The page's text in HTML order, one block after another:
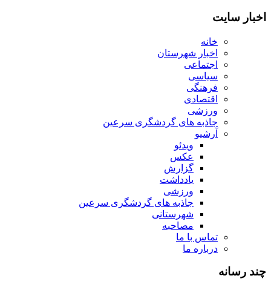
اخبار سایت
خانه
اخبار شهرستان
اجتماعی
سیاسی
فرهنگی
اقتصادی
ورزشی
جاذبه های گردشگری سرعین
آرشیو
ویدئو
عکس
گزارش
یادداشت
ورزشی
جاذبه های گردشگری سرعین
شهرستانی
مصاحبه
تماس با ما
درباره ما
چند رسانه